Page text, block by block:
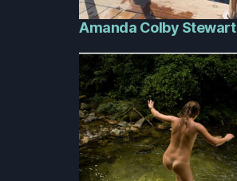
Amanda Colby Stewart